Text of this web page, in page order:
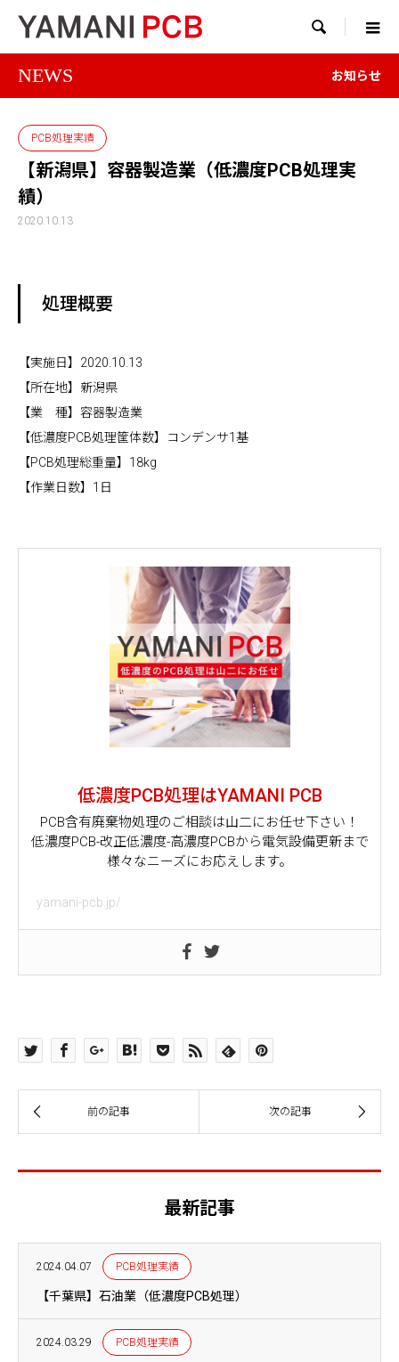

NEWS お知らせ
PCB処理実績
【新潟県】容器製造業（低濃度PCB処理実
績）
2020.10.13
処理概要
【実施日】2020.10.13
【所在地】新潟県
【業 種】容器製造業
【低濃度PCB処理筐体数】コンデンサ1基
【PCB処理総重量】18kg
【作業日数】1日
低濃度PCB処理はYAMANI PCB
PCB含有廃棄物処理のご相談は山二にお任せ下さい！
低濃度PCB-改正低濃度-高濃度PCBから電気設備更新まで
様々なニーズにお応えします。
yamani-pcb.jp/
最新記事
2024.04.07 PCB処理実績
【千葉県】石油業（低濃度PCB処理）
2024.03.29 PCB処理実績